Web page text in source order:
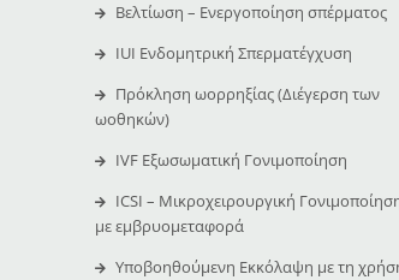
Βελτίωση – Ενεργοποίηση σπέρματος
IUI Ενδομητρική Σπερματέγχυση
Πρόκληση ωορρηξίας (Διέγερση των
ωοθηκών)
IVF Εξωσωματική Γονιμοποίηση
ICSI – Μικροχειρουργική
με εμβρυομεταφορά
Υποβοηθούμενη Εκκόλαψη με τη